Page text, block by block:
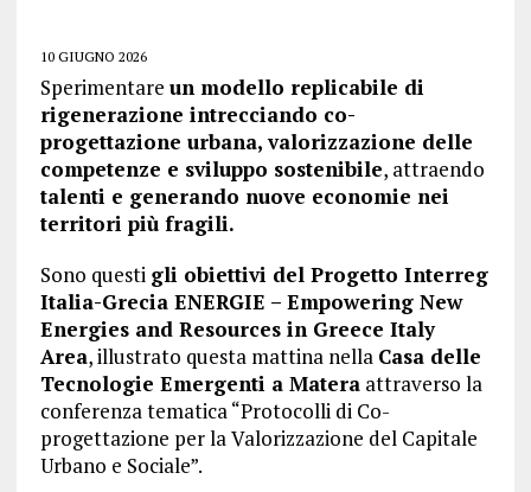
10 GIUGNO 2026
Sperimentare un modello replicabile di
rigenerazione intrecciando co-
progettazione urbana, valorizzazione delle
competenze e sviluppo sostenibile, attraendo
talenti e generando nuove economie nei
territori più fragili.
Sono questi gli obiettivi del Progetto Interreg
Italia-Grecia ENERGIE – Empowering New
Energies and Resources in Greece Italy
Area, illustrato questa mattina nella Casa delle
Tecnologie Emergenti a Materaattraverso la
conferenza tematica “Protocolli di Co-
progettazione per la Valorizzazione del Capitale
Urbano e Sociale”.